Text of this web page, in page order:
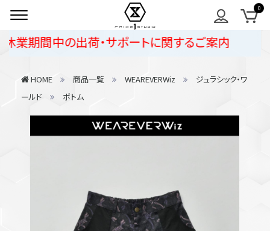
間中の出荷・サポートに関するご案内
HOME 商品一覧 WEAREVERWiz
ジュラシック・ワ
ールド
ボトム